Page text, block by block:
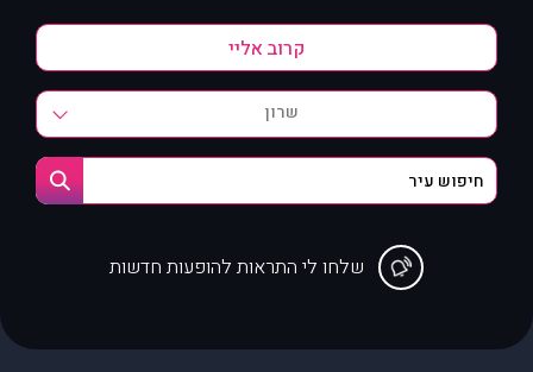
שרון
שלחו לי התראות להופעות חדשות